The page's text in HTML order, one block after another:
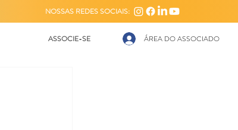
NOSSAS REDES SOCIAIS:
ASSOCIE-SE ÁREA DO ASSOCIADO